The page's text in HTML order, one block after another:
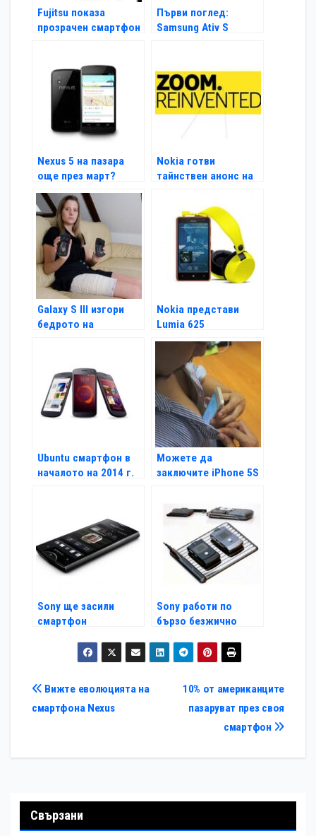
Fujitsu показа
прозрачен смартфон
Първи поглед:
Samsung Ativ S
Nexus 5 на пазара
още през март?
Nokia готви
тайнствен анонс на
Galaxy S III изгори
бедрото на
Nokia представи
Lumia 625
Ubuntu смартфон в
началото на 2014 г.
Можете да
заключите iPhone 5S
Sony ще засили
смартфон
Sony работи по
бързо безжично
Навигация
10% от американците
пазаруват през своя
смартфон
Вижте еволюцията на
смартфона Nexus
Свързани